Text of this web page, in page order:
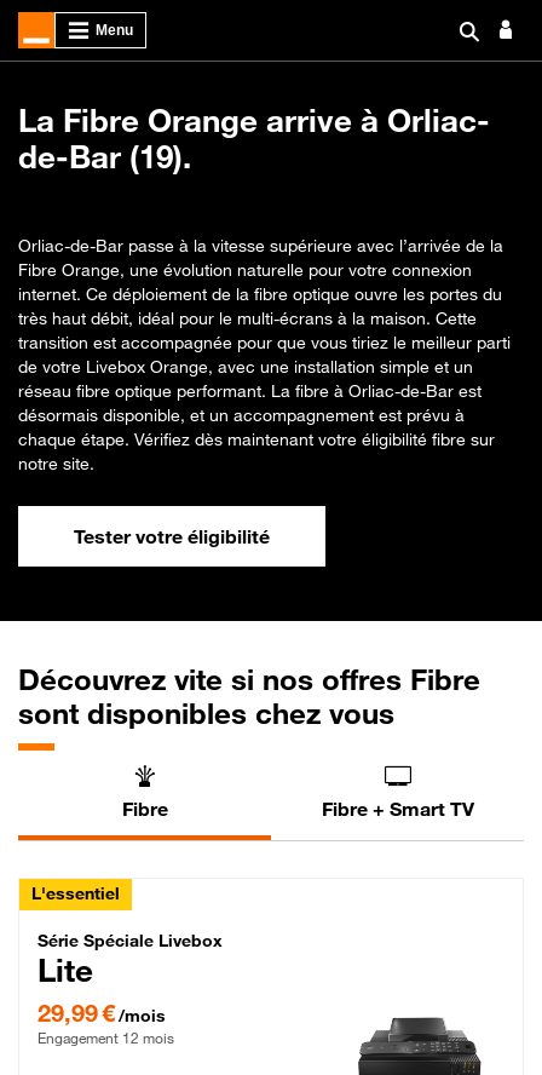
La Fibre Orange arrive à Orliac-
de-Bar (19).
Orliac-de-Bar passe à la vitesse supérieure avec l’arrivée de la
Fibre Orange, une évolution naturelle pour votre connexion
internet. Ce déploiement de la fibre optique ouvre les portes du
très haut débit, idéal pour le multi-écrans à la maison. Cette
transition est accompagnée pour que vous tiriez le meilleur parti
de votre Livebox Orange, avec une installation simple et un
réseau fibre optique performant. La fibre à Orliac-de-Bar est
désormais disponible, et un accompagnement est prévu à
chaque étape. Vérifiez dès maintenant votre éligibilité fibre sur
notre site.
Tester votre éligibilité
Découvrez vite si nos offres Fibre
sont disponibles chez vous
Fibre Fibre + Smart TV
L'essentiel
Série Spéciale Livebox Lite Fibre
Série Spéciale Livebox
Lite
29,99 €/mois
Engagement 12 mois